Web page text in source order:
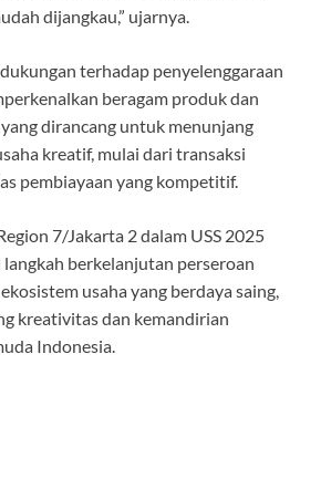
dijangkau,” ujarnya.
terhadap penyelenggaraan
beragam produk dan
dirancang untuk menunjang
kreatif, mulai dari transaksi
pembiayaan yang kompetitif.
7/Jakarta 2 dalam USS 2025
berkelanjutan perseroan
usaha yang berdaya saing,
kreativitas dan kemandirian
Indonesia.